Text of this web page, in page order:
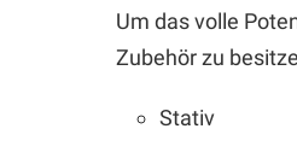
Um das volle
Zubehör zu
Stativ